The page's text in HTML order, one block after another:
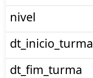
nivel
dt_inicio_turma
dt_fim_turma